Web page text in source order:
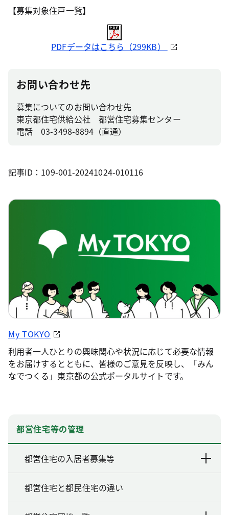
【募集対象住戸一覧】
PDFデータはこちら（299KB）
お問い合わせ先
募集についてのお問い合わせ先
東京都住宅供給公社 都営住宅募集センター
電話 03-3498-8894（直通）
記事ID：109-001-20241024-010116
My TOKYO
利用者一人ひとりの興味関心や状況に応じて必要な情報
をお届けするとともに、皆様のご意見を反映し、「みん
なでつくる」東京都の公式ポータルサイトです。
都営住宅等の管理
都営住宅の入居者募集等
都営住宅と都民住宅の違い